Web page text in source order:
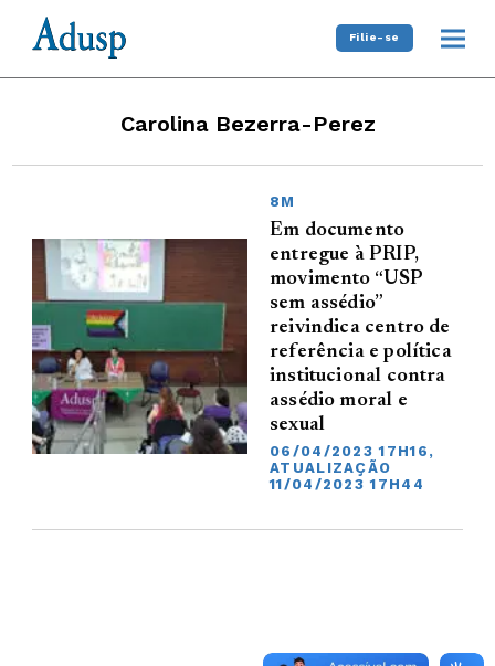
Filie-se
Carolina Bezerra-Perez
8M
Em documento
entregue à PRIP,
movimento “USP
sem assédio”
reivindica centro de
referência e política
institucional contra
assédio moral e
sexual
06/04/2023 17H16,
ATUALIZAÇÃO
11/04/2023 17H44